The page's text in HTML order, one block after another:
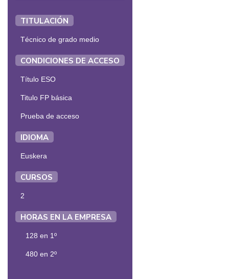
TITULACIÓN
Técnico de grado medio
CONDICIONES DE ACCESO
Título ESO
Titulo FP básica
Prueba de acceso
IDIOMA
Euskera
CURSOS
2
HORAS EN LA EMPRESA
128 en 1º
480 en 2º